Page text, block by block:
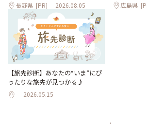
長野県 [PR] 2026.08.05 広島県
【旅先診断】あなたの“いま”にぴ
ったりな旅先が見つかる♪
2026.05.15